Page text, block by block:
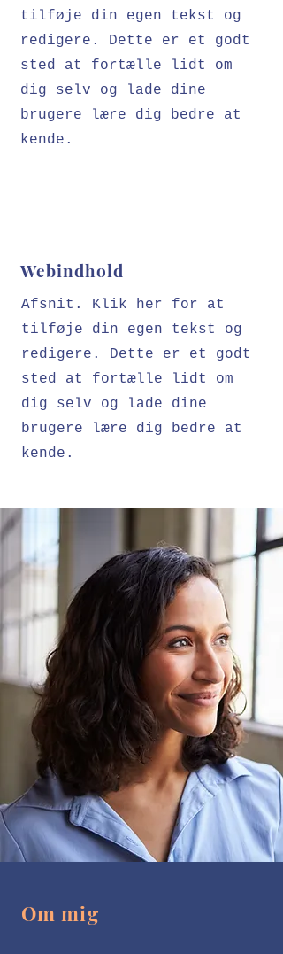
tilføje din egen tekst og
redigere. Dette er et godt
sted at fortælle lidt om
dig selv og lade dine
brugere lære dig bedre at
kende.
Webindhold
Afsnit. Klik her for at
tilføje din egen tekst og
redigere. Dette er et godt
sted at fortælle lidt om
dig selv og lade dine
brugere lære dig bedre at
kende.
Om mig